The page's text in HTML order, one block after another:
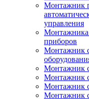
Монтажник
управления
Монтажника
приборов
Монтажник
Монтажник
Монтажник
Монтажник
Монтажник